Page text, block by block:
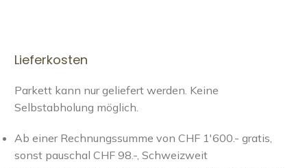
Lieferkosten
Parkett kann nur geliefert werden. Keine
Selbstabholung möglich.
Ab einer Rechnungssumme von CHF 1'600.- gratis,
sonst pauschal CHF 98.-, Schweizweit